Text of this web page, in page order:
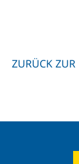
ZURÜCK ZUR